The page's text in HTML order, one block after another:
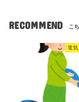
RECOMMEND
電